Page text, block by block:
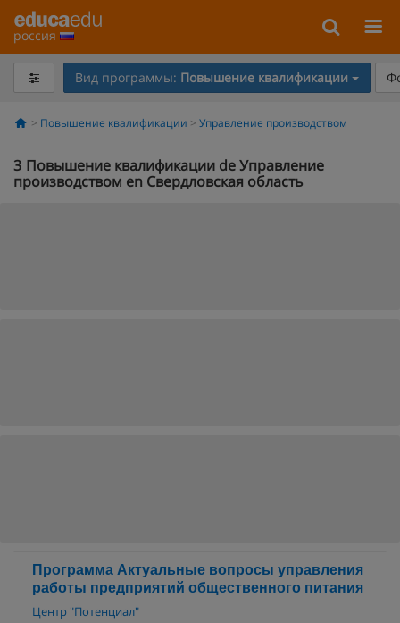
россия
Вид программы: Повышение квалификации
Повышение квалификации Управление производством
3 Повышение квалификации de Управление
производством en Свердловская область
Программа Актуальные вопросы управления
работы предприятий общественного питания
Центр "Потенциал"